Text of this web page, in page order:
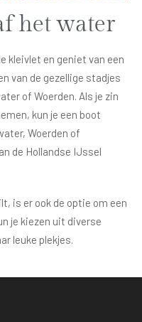
het water
kleivlet en geniet van een
van de gezellige stadjes
of Woerden. Als je zin
kun je een boot
Woerden of
de Hollandse IJssel
is er ook de optie om een
je kiezen uit diverse
leuke plekjes.